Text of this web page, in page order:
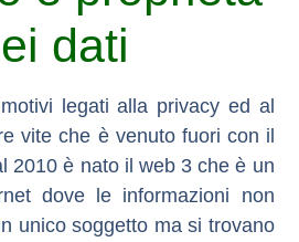
dati
legati alla privacy ed al
vite che è venuto fuori con il
2010 è nato il web 3 che è un
dove le informazioni non
unico soggetto ma si trovano